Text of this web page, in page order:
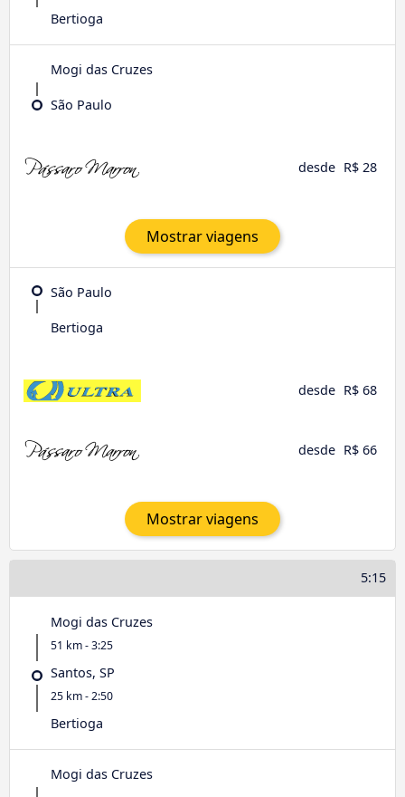
Bertioga
Mogi das Cruzes
São Paulo
desde R$ 28
Mostrar viagens
São Paulo
Bertioga
desde R$ 68
desde R$ 66
Mostrar viagens
5:15
Mogi das Cruzes
51 km - 3:25
Santos, SP
25 km - 2:50
Bertioga
Mogi das Cruzes